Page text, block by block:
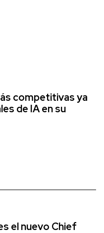
competitivas ya
de IA en su
el nuevo Chief